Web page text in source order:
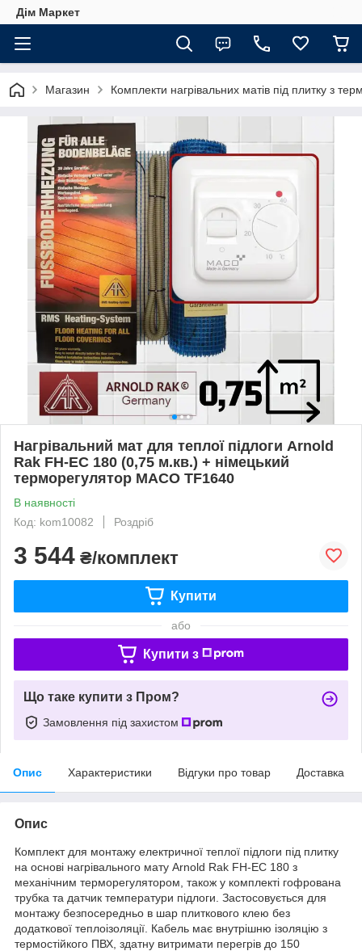
Дім Маркет
Магазин Комплекти нагрівальних матів під плитку з
Нагрівальний мат для теплої підлоги Arnold
Rak FH-EC 180 (0,75 м.кв.) + німецький
терморегулятор MACO TF1640
В наявності
Код: kom10082
Роздріб
3 544 ₴/комплект
Купити
або
Купити з
Що таке купити з Пром?
Замовлення під захистом
Опис Характеристики Відгуки про товар Доставка
Опис
Комплект для монтажу електричної теплої підлоги під плитку
на основі нагрівального мату Arnold Rak FH-EC 180 з
механічним терморегулятором, також у комплекті гофрована
трубка та датчик температури підлоги. Застосовується для
монтажу безпосередньо в шар плиткового клею без
додаткової теплоізоляції. Кабель має внутрішню ізоляцію з
термостійкого ПВХ, здатну витримати перегрів до 150